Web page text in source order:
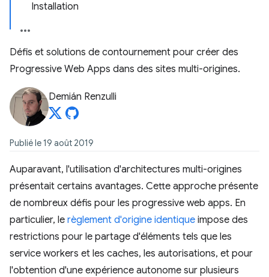
Installation
Défis et solutions de contournement pour créer des
Progressive Web Apps dans des sites multi-origines.
Demián Renzulli
Publié le 19 août 2019
Auparavant, l'utilisation d'architectures multi-origines
présentait certains avantages. Cette approche présente
de nombreux défis pour les progressive web apps. En
particulier, le règlement d'origine identique impose des
restrictions pour le partage d'éléments tels que les
service workers et les caches, les autorisations, et pour
l'obtention d'une expérience autonome sur plusieurs